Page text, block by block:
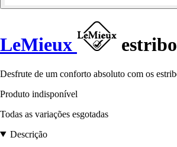
LeMieux
Desfrute de um conforto absoluto com os
Produto indisponível
Todas as variações esgotadas
Descrição